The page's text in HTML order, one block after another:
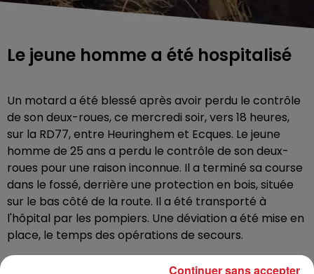
Le jeune homme a été hospitalisé
Un motard a été blessé après avoir perdu le contrôle
de son deux-roues, ce mercredi soir, vers 18 heures,
sur la RD77, entre Heuringhem et Ecques. Le jeune
homme de 25 ans a perdu le contrôle de son deux-
roues pour une raison inconnue. Il a terminé sa course
dans le fossé, derrière une protection en bois, située
sur le bas côté de la route. Il a été transporté à
l'hôpital par les pompiers. Une déviation a été mise en
place, le temps des opérations de secours.
Continuer sans accepter